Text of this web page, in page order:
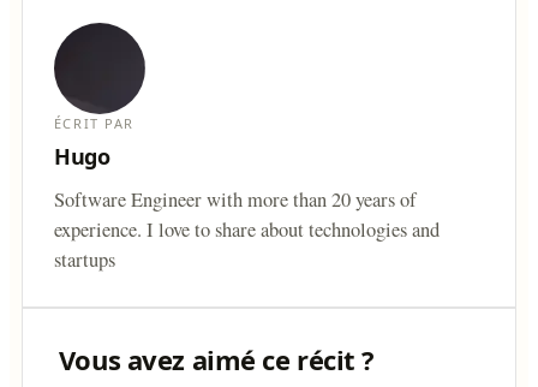
ÉCRIT PAR
Hugo
Software Engineer with more than 20 years of
experience. I love to share about technologies and
startups
Vous avez aimé ce récit ?